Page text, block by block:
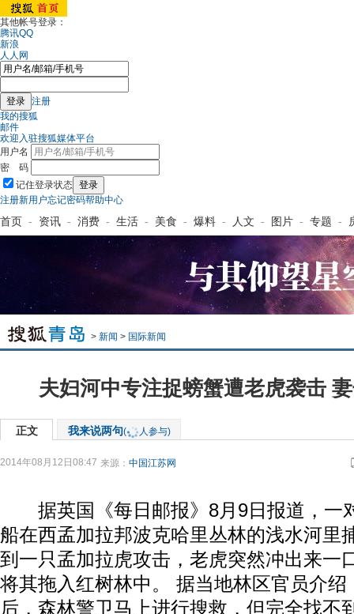
其他帐号登录：
腾讯QQ
新浪
人人网
注册
我的搜狐
邮件
欢迎入驻搜狐媒体平台
用户名
密 码
记住登录状态
注册新用户忘记密码帮助中心
首页 - 资讯 - 消费 - 生活 - 美食 - 爆料 - 人文 - 图片 - 专题 -
> 新闻 > 国际新闻
夫妇河中专注捉螃蟹遭老虎袭击
正文 我来说两句( 人参与)
2014年08月12日08:47 来源： 中国江苏网
据英国《每日邮报》8月9日报道，一
船在西孟加拉邦波克哈里丛林的浅水河里
到一只孟加拉虎攻击，老虎突然冲出来一
将其拖入红树林中。 据当地林区官员介绍
后，森林警卫马上进行搜救，但完全找不